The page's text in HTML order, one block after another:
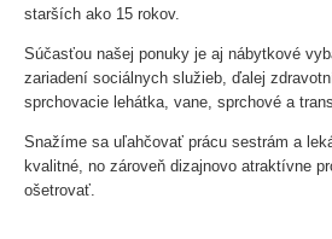
starších ako 15 rokov.
Súčasťou našej ponuky je aj nábytkové
zariadení sociálnych služieb, ďalej
sprchovacie lehátka, vane, sprchové a
Snažíme sa uľahčovať prácu sestrám a
kvalitné, no zároveň dizajnovo atraktívne
ošetrovať.